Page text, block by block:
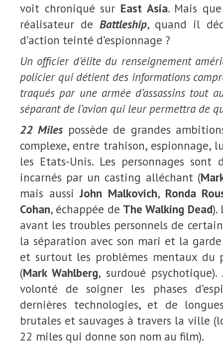
voit chroniqué sur East Asia. Mais
réalisateur de Battleship, quand il
d’action teinté d’espionnage ?
Un officier d’élite du renseignement
policier qui détient des informations
traqués par une armée d’assassins tout
séparant de l’avion qui leur permettra de
22 Miles possède de grandes
complexe, entre trahison, espionnage,
les Etats-Unis. Les personnages
incarnés par un casting alléchant (
mais aussiJohn Malkovich, Ronda
Cohan, échappée de The Walking Dead).
avant les troubles personnels de
la séparation avec son mari et la
et surtout les problèmes mentaux du
(Mark Wahlberg, surdoué
volonté de soigner les phases
dernières technologies, et de
brutales et sauvages à travers la ville
22 miles qui donne son nom au film).